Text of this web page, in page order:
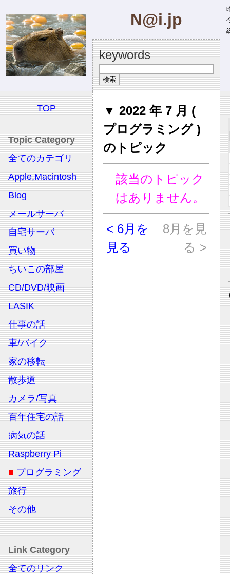
N@i.jp
keywords
TOP
Topic Category
全てのカテゴリ
Apple,Macintosh
Blog
メールサーバ
自宅サーバ
買い物
ちいこの部屋
CD/DVD/映画
LASIK
仕事の話
車/バイク
家の移転
散歩道
カメラ/写真
百年住宅の話
病気の話
Raspberry Pi
■ プログラミング
旅行
その他
Link Category
全てのリンク
▼ 2022 年 7 月 (
プログラミング )
のトピック
該当のトピック
はありません。
< 6月を
見る
8月を見
る >